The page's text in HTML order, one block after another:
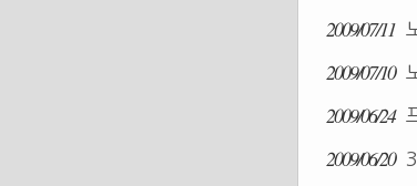
2009/07/11
2009/07/10
2009/06/24
2009/06/20